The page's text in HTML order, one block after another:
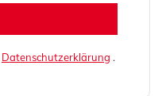
Datenschutzerklärung .